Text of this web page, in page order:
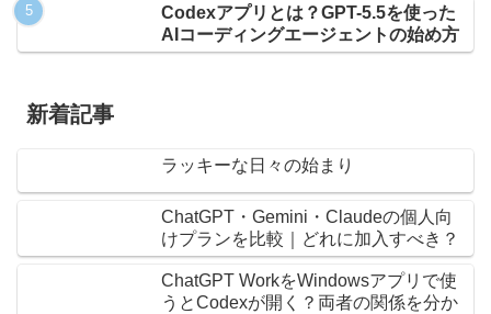
Codexアプリとは？GPT-5.5を使った
AIコーディングエージェントの始め方
新着記事
ラッキーな日々の始まり
ChatGPT・Gemini・Claudeの個人向
けプランを比較｜どれに加入すべき？
ChatGPT WorkをWindowsアプリで使
うとCodexが開く？両者の関係を分か